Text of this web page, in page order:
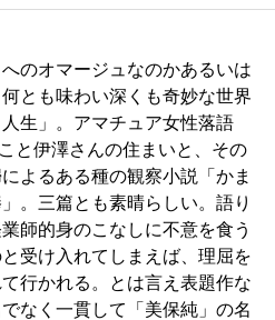
へのオマージュなのかあるいは
とも味わい深くも奇妙な世界
生」。アマチュア女性落語
と伊澤さんの住まいと、その
よるある種の観察小説「かま
。三篇とも素晴らしい。語り
師的身のこなしに不意を食う
受け入れてしまえば、理屈を
行かれる。とは言え表題作な
なく一貫して「美保純」の名